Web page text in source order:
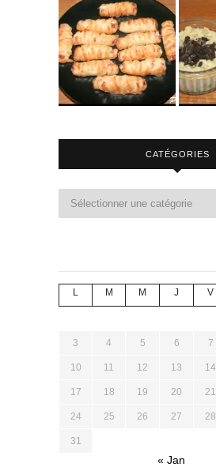
CATÉGORIES
L M M J V
3 4 5 6 7
10 11 12 13 14
17 18 19 20 21
24 25 26 27 28
31
« Jan